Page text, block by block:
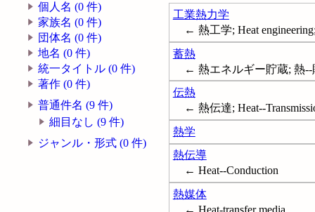
個人名 (0 件)
家族名 (0 件)
団体名 (0 件)
地名 (0 件)
統一タイトル (0 件)
著作 (0 件)
普通件名 (9 件)
細目なし (9 件)
ジャンル・形式 (0 件)
工業熱力学
← 熱工学; Heat
蓄熱
← 熱エネルギー貯蔵; 熱--
伝熱
← 熱伝達; Heat--
熱学
熱伝導
← Heat--Conduction
熱媒体
← Heat-transfer media